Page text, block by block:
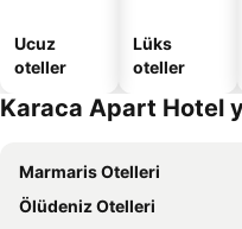
Ucuz
oteller
Lüks
oteller
Karaca Apart Hotel
Marmaris Otelleri
Ölüdeniz Otelleri